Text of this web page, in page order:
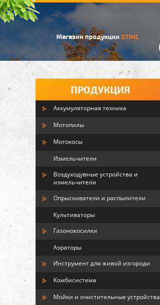
Магазин продукции STIHL
ПРОДУКЦИЯ
Аккумуляторная техника
Мотопилы
Мотокосы
Измельчители
Воздуходувные устройства и
измельчители
Опрыскиватели и распылители
Культиваторы
Газонокосилки
Аэраторы
Инструмент для живой изгороди
Комбисистема
Мойки и очистительные устройства